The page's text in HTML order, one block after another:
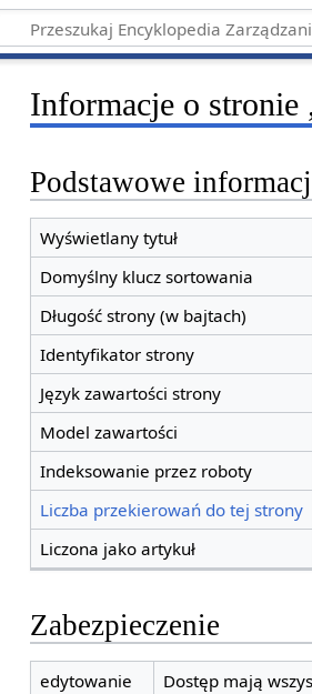
Informacje o stronie
Podstawowe
Wyświetlany tytuł
Domyślny klucz sortowania
Długość strony (w bajtach)
Identyfikator strony
Język zawartości strony
Model zawartości
Indeksowanie przez roboty
Liczba przekierowań do tej strony
Liczona jako artykuł
Zabezpieczenie
edytowanie
Dostęp mają